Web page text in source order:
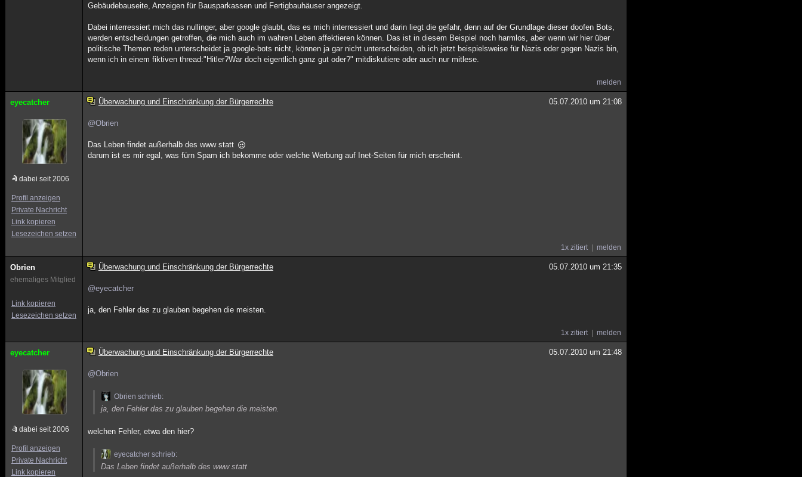
Gebäudebauseite, Anzeigen für Bausparkassen und Fertigbauhäuser angezeigt.
Dabei interressiert mich das nullinger, aber google glaubt, das es mich interressiert und darin liegt die gefahr, denn auf der Grundlage dieser doofen Bots,
werden entscheidungen getroffen, die mich auch im wahren Leben affektieren können. Das ist in diesem Beispiel noch harmlos, aber wenn wir hier über
politische Themen reden unterscheidet ja google-bots nicht, können ja gar nicht unterscheiden, ob ich jetzt beispielsweise für Nazis oder gegen Nazis bin,
wenn ich in einem fiktiven thread:"Hitler?War doch eigentlich ganz gut oder?" mitdiskutiere oder auch nur mitlese.
melden
eyecatcher
dabei seit 2006
Profil anzeigen
Private Nachricht
Link kopieren
Lesezeichen setzen
Überwachung und Einschränkung der Bürgerrechte 05.07.2010 um 21:08
@Obrien
Das Leben findet außerhalb des www statt
darum ist es mir egal, was fürn Spam ich bekomme oder welche Werbung auf Inet-Seiten für mich erscheint.
1x zitiert melden
Obrien
ehemaliges Mitglied
Link kopieren
Lesezeichen setzen
Überwachung und Einschränkung der Bürgerrechte 05.07.2010 um 21:35
@eyecatcher
ja, den Fehler das zu glauben begehen die meisten.
1x zitiert melden
eyecatcher
dabei seit 2006
Profil anzeigen
Private Nachricht
Link kopieren
Überwachung und Einschränkung der Bürgerrechte 05.07.2010 um 21:48
@Obrien
Obrien schrieb:
ja, den Fehler das zu glauben begehen die meisten.
welchen Fehler, etwa den hier?
eyecatcher schrieb:
Das Leben findet außerhalb des www statt